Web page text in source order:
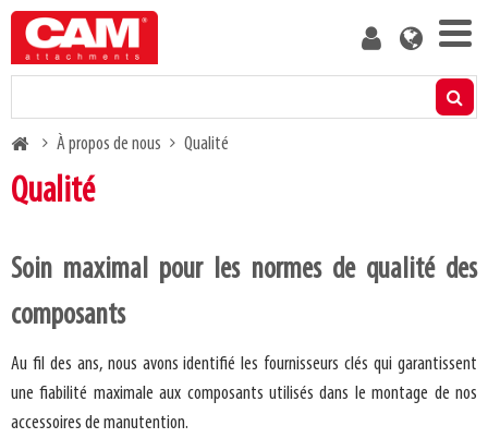
Skip
main
User
Blog
Contactez-nous
BreadcrumbÀ propos de nous Qualité
Qualité
Soin maximal pour les normes de qualité des
composants
Au fil des ans, nous avons identifié les fournisseurs clés qui garantissent
une fiabilité maximale aux composants utilisés dans le montage de nos
accessoires de manutention.